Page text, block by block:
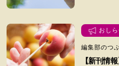
おし
編集部のつ
【新刊情